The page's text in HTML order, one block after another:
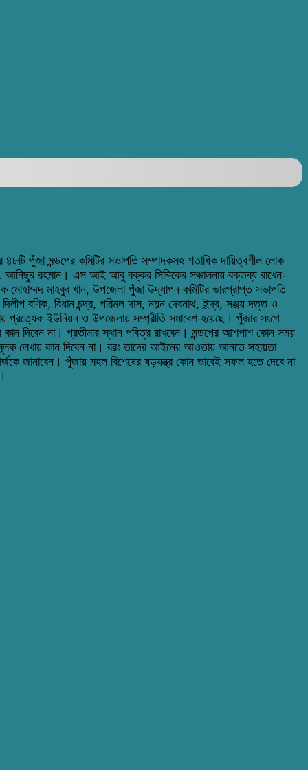
পুঁজা মন্ডপের কমিটির সভাপতি সম্পাদকসহ শতাধিক দায়িত্বশীল লোক
আনিছুর রহমান। এস আই আবু বক্কর সিদ্দিকের সঞ্চালনায় বক্তব্য রাখেন-
মাহবুব খান, উপজেলা পুঁজা উদ্‌যাপন কমিটির ভারপ্রাপ্ত সভাপতি
বণিক, বিধান চন্দ্র, পরিমল দাস, নয়ন দেবনাথ, ইন্দ্র, সঞ্জয় দত্ত ও
প্রত্যেক ইউনিয়ন ও উপজেলায় সম্প্রীতি সমাবেশ হয়েছে। পুঁজার সংগে
দিবেন না। প্রতীমার স্থান পবিত্র রাখবেন। মন্ডপের আশপাশ কোন সময়
লেখায় কান দিবেন না। বরং তাদের আইনের আওতায় আনতে সহায়তা
জানাবেন। পুঁজায় মহল বিশেষের ষড়যন্ত্র কোন ভাবেই সফল হতে দেবে না